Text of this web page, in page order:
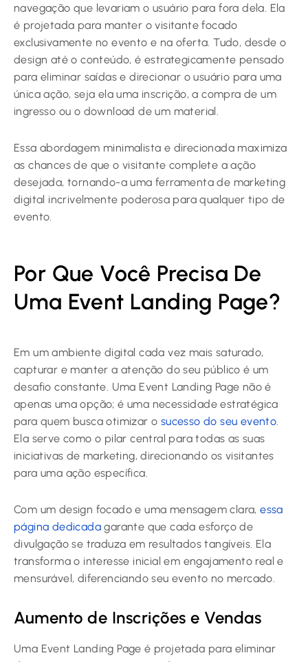
navegação que levariam o usuário para fora dela. Ela
é projetada para manter o visitante focado
exclusivamente no evento e na oferta. Tudo, desde o
design até o conteúdo, é estrategicamente pensado
para eliminar saídas e direcionar o usuário para uma
única ação, seja ela uma inscrição, a compra de um
ingresso ou o download de um material.
Essa abordagem minimalista e direcionada maximiza
as chances de que o visitante complete a ação
desejada, tornando-a uma ferramenta de marketing
digital incrivelmente poderosa para qualquer tipo de
evento.
Por Que Você Precisa De
Uma Event Landing Page?
Em um ambiente digital cada vez mais saturado,
capturar e manter a atenção do seu público é um
desafio constante. Uma Event Landing Page não é
apenas uma opção; é uma necessidade estratégica
para quem busca otimizar o sucesso do seu evento
Ela serve como o pilar central para todas as suas
iniciativas de marketing, direcionando os visitantes
para uma ação específica.
Com um design focado e uma mensagem clara,essa
página dedicada garante que cada esforço de
divulgação se traduza em resultados tangíveis. Ela
transforma o interesse inicial em engajamento real e
mensurável, diferenciando seu evento no mercado.
Aumento de Inscrições e Vendas
Uma Event Landing Page é projetada para eliminar